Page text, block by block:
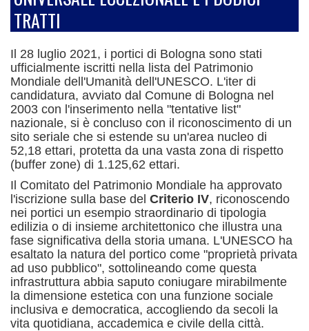
TRATTI
Il 28 luglio 2021, i portici di Bologna sono stati
ufficialmente iscritti nella lista del Patrimonio
Mondiale dell'Umanità dell'UNESCO. L'iter di
candidatura, avviato dal Comune di Bologna nel
2003 con l'inserimento nella "tentative list"
nazionale, si è concluso con il riconoscimento di un
sito seriale che si estende su un'area nucleo di
52,18 ettari, protetta da una vasta zona di rispetto
(buffer zone) di 1.125,62 ettari.
Il Comitato del Patrimonio Mondiale ha approvato
l'iscrizione sulla base del Criterio IV, riconoscendo
nei portici un esempio straordinario di tipologia
edilizia o di insieme architettonico che illustra una
fase significativa della storia umana. L'UNESCO ha
esaltato la natura del portico come "proprietà privata
ad uso pubblico", sottolineando come questa
infrastruttura abbia saputo coniugare mirabilmente
la dimensione estetica con una funzione sociale
inclusiva e democratica, accogliendo da secoli la
vita quotidiana, accademica e civile della città.